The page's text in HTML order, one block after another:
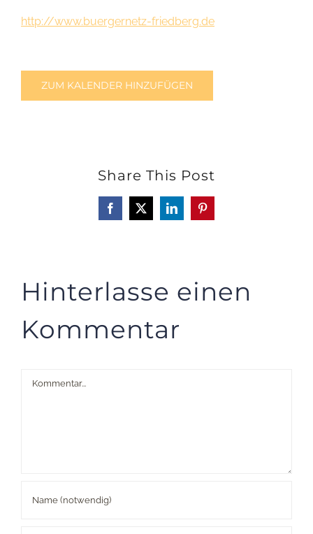
http://www.buergernetz-friedberg.de
ZUM KALENDER HINZUFÜGEN
Share This Post
Facebook
X LinkedInPinterest
Hinterlasse einen
Kommentar
Kommentar